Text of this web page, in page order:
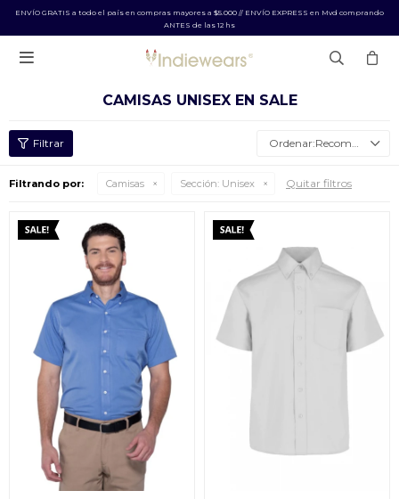
ENVÍO GRATIS a todo el país en compras mayores a $5.000 // ENVÍO EXPRESS en Mvd comprando
ANTES de las 12 hs

CAMISAS UNISEX EN SALE
Recomendados
Filtrando por: Camisas Sección: Unisex Quitar filtros